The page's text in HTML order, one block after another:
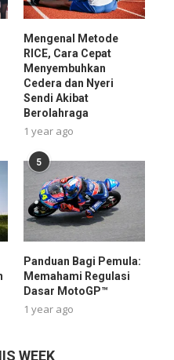
Mengenal Metode
RICE, Cara Cepat
Menyembuhkan
Cedera dan Nyeri
Sendi Akibat
Berolahraga
1 year ago
5
Panduan Bagi Pemula:
Memahami Regulasi
Dasar MotoGP™
1 year ago
WEEK